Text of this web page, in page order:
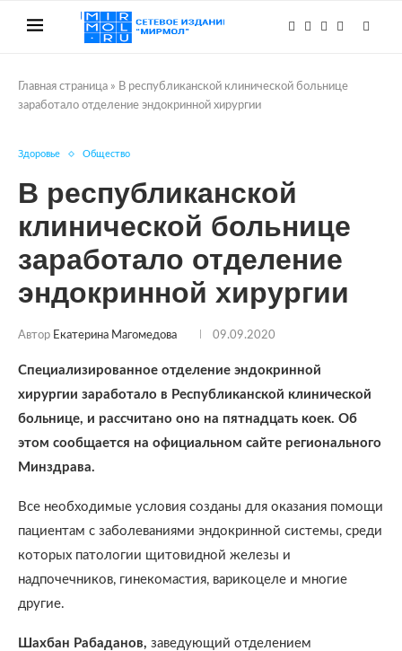
Главная страница » В республиканской клинической больнице
заработало отделение эндокринной хирургии
Здоровье Общество
В республиканской
клинической больнице
заработало отделение
эндокринной хирургии
Автор Екатерина Магомедова 09.09.2020
Специализированное отделение эндокринной
хирургии заработало в Республиканской клинической
больнице, и рассчитано оно на пятнадцать коек. Об
этом сообщается на официальном сайте регионального
Минздрава.
Все необходимые условия созданы для оказания помощи
пациентам с заболеваниями эндокринной системы, среди
которых патологии щитовидной железы и
надпочечников, гинекомастия, варикоцеле и многие
другие.
Шахбан Рабаданов, заведующий отделением